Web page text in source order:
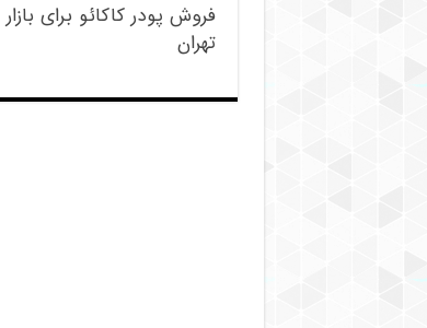
فروش پودر کاکائو برای بازار
تهران